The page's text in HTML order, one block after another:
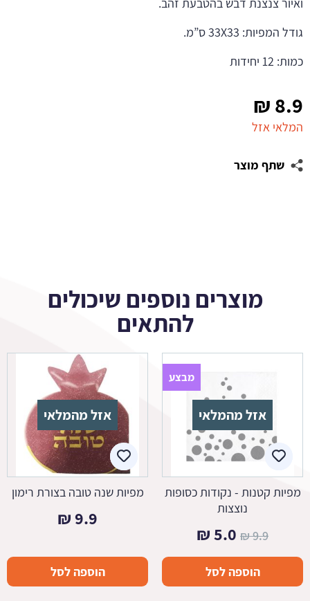
8.9
₪
המלאי אזל
שתף מוצר
גודל המפיות: 33X33 ס”מ.
כמות: 12 יחידות
מוצרים נוספים שיכולים
להתאים
אזל מהמלאי
מבצע
מפיות קטנות - נקודות כסופות
נוצצות
9.9
₪ המחיר
המקורי
היה:
5.0
₪
הנוכחי
הוספה לסל
אזל מהמלאי
מפיות שנה טובה בצורת רימון
9.9
₪
הוספה לסל